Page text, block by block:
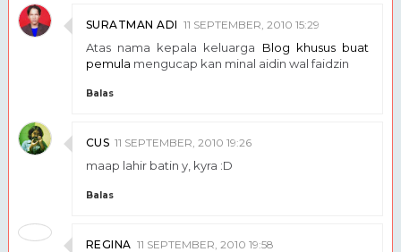
SURATMAN ADI 11 SEPTEMBER, 2010 15:29
Atas nama kepala keluarga Blog khusus buat
pemula mengucap kan minal aidin wal faidzin
Balas
CUS 11 SEPTEMBER, 2010 19:26
maap lahir batin y, kyra :D
Balas
REGINA 11 SEPTEMBER, 2010 19:58